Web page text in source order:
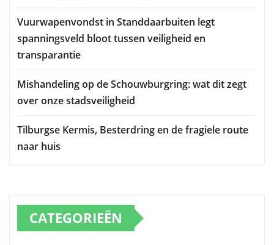
Vuurwapenvondst in Standdaarbuiten legt
spanningsveld bloot tussen veiligheid en
transparantie
Mishandeling op de Schouwburgring: wat dit zegt
over onze stadsveiligheid
Tilburgse Kermis, Besterdring en de fragiele route
naar huis
CATEGORIEËN